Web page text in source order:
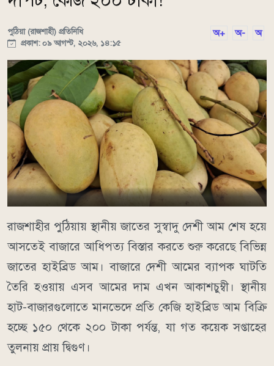
পুঠিয়া (রাজশাহী) প্রতিনিধি
প্রকাশ: ০৯ আগস্ট, ২০২৬, ১৪:১৫
অ+ অ- অ
রাজশাহীর পুঠিয়ায় স্থানীয় জাতের সুস্বাদু দেশী আম শেষ হয়ে
আসতেই বাজারে আধিপত্য বিস্তার করতে শুরু করেছে বিভিন্ন
জাতের হাইব্রিড আম। বাজারে দেশী আমের ব্যাপক ঘাটতি
তৈরি হওয়ায় এসব আমের দাম এখন আকাশচুম্বী। স্থানীয়
হাট-বাজারগুলোতে মানভেদে প্রতি কেজি হাইব্রিড আম বিক্রি
হচ্ছে ১৫০ থেকে ২০০ টাকা পর্যন্ত, যা গত কয়েক সপ্তাহের
তুলনায় প্রায় দ্বিগুণ।